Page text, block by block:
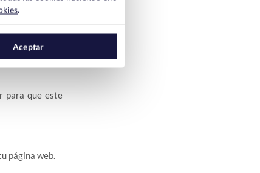
si haces una
para que este
página web.
.
Aceptar